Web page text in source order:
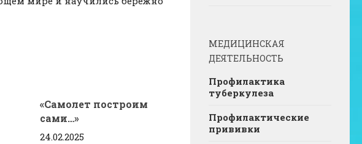
«Самолет построим
сами…»
24.02.2025
МЕДИЦИНСКАЯ
ДЕЯТЕЛЬНОСТЬ
Профилактика
туберкулеза
Профилактические
прививки